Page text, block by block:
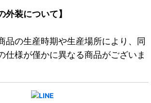
外装について】
品の生産時期や生産場所により、同
仕様が僅かに異なる商品がございま